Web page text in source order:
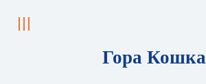
Гора Кошка